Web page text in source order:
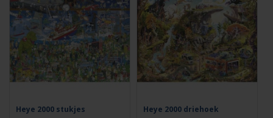
Heye 2000 stukjes Heye 2000 driehoek